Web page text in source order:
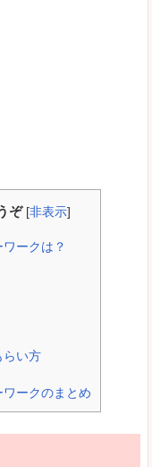
ぞ [非表示]
ークは？
らい方
ークのまとめ